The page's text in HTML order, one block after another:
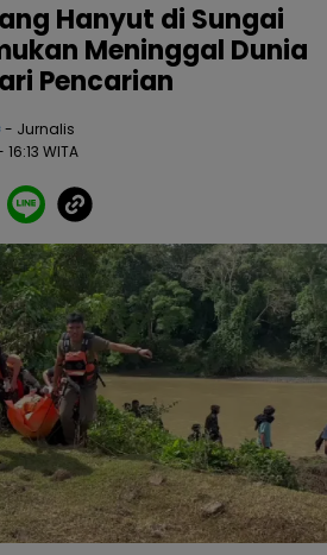
Hanyut di Sungai
Meninggal Dunia
Pencarian
- Jurnalis
16:13 WITA